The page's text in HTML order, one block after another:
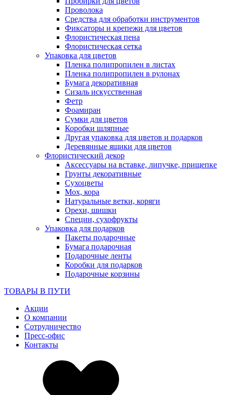
Проволока
Средства для обработки инструментов
Фиксаторы и крепежи для цветов
Флористическая пена
Флористическая сетка
Упаковка для цветов
Пленка полипропилен в листах
Пленка полипропилен в рулонах
Бумага декоративная
Сизаль искусственная
Фетр
Фоамиран
Сумки для цветов
Коробки шляпные
Другая упаковка для цветов и подарков
Деревянные ящики для цветов
Флористический декор
Аксессуары на вставке, липучке, прищепке
Грунты декоративные
Сухоцветы
Мох, кора
Натуральные ветки, коряги
Орехи, шишки
Специи, сухофрукты
Упаковка для подарков
Пакеты подарочные
Бумага подарочная
Подарочные ленты
Коробки для подарков
Подарочные корзины
ТОВАРЫ В ПУТИ
Акции
О компании
Сотрудничество
Пресс-офис
Контакты